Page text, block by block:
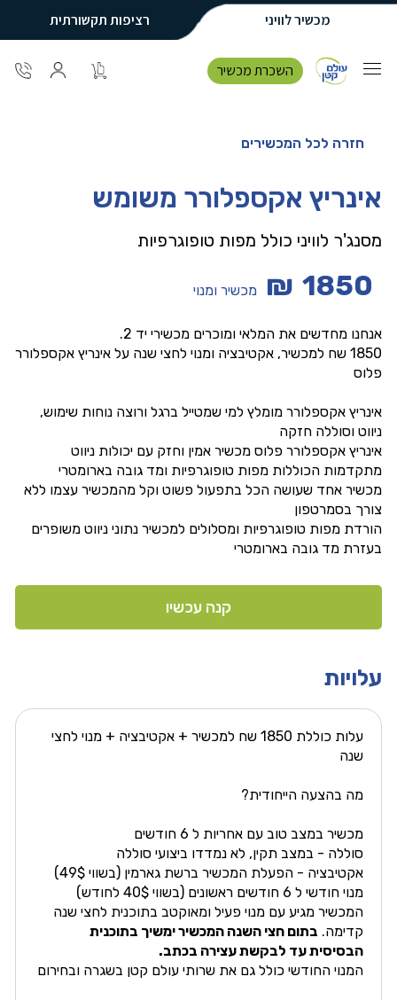
מכשיר לוויני רציפות תקשורתית
השכרת מכשיר
חזרה לכל המכשירים
אינריץ אקספלורר משומש
מסנג'ר לוויני כולל מפות טופוגרפיות
1850
₪ מכשיר ומנוי
אנחנו מחדשים את המלאי ומוכרים מכשירי יד 2.
1850 שח למכשיר, אקטיבציה ומנוי לחצי שנה על אינריץ אקספלורר
פלוס
אינריץ אקספלורר מומלץ למי שמטייל ברגל ורוצה נוחות שימוש,
ניווט וסוללה חזקה
אינריץ אקספלורר פלוס מכשיר אמין וחזק עם יכולות ניווט
מתקדמות הכוללות מפות טופוגרפיות ומד גובה בארומטרי
מכשיר אחד שעושה הכל בתפעול פשוט וקל מהמכשיר עצמו ללא
צורך בסמרטפון
הורדת מפות טופוגרפיות ומסלולים למכשיר נתוני ניווט משופרים
בעזרת מד גובה בארומטרי
קנה עכשיו
עלויות
עלות כוללת 1850 שח למכשיר + אקטיבציה + מנוי לחצי
שנה
מה בהצעה הייחודית?
מכשיר במצב טוב עם אחריות ל 6 חודשים
סוללה - במצב תקין, לא נמדדו ביצועי סוללה
אקטיבציה - הפעלת המכשיר ברשת גארמין (בשווי 49$)
מנוי חודשי ל 6 חודשים ראשונים (בשווי 40$ לחודש)
המכשיר מגיע עם מנוי פעיל ומאוקטב בתוכנית לחצי שנה
קדימה. בתום חצי השנה המכשיר ימשיך בתוכנית
הבסיסית עד לבקשת עצירה בכתב.
המנוי החודשי כולל גם את שרותי עולם קטן בשגרה ובחירום